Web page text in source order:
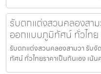
รับตกแต่งสวนคลองสา
ออกแบบภูมิทัศน์ ทั่วไทย
รับตกแต่งสวนคลองสามวา รับ
ทัศน์ ทั่วไทยราคาเป็นกันเอง เ